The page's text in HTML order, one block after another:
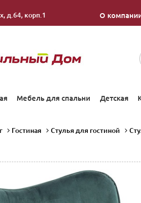
д.64, корп.1 О
Мебель для спальни Детская
Гостиная Стулья для гостиной